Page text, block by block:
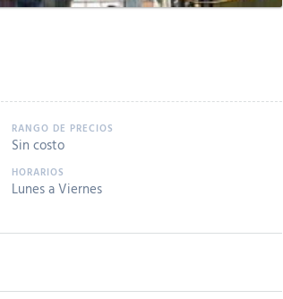
Sin costo
Lunes a Viernes